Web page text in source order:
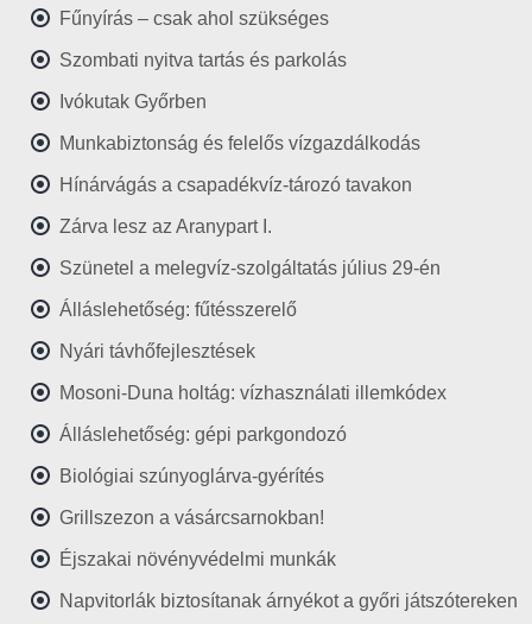
Fűnyírás – csak ahol szükséges
Szombati nyitva tartás és parkolás
Ivókutak Győrben
Munkabiztonság és felelős vízgazdálkodás
Hínárvágás a csapadékvíz-tározó tavakon
Zárva lesz az Aranypart I.
Szünetel a melegvíz-szolgáltatás július 29-én
Álláslehetőség: fűtésszerelő
Nyári távhőfejlesztések
Mosoni-Duna holtág: vízhasználati illemkódex
Álláslehetőség: gépi parkgondozó
Biológiai szúnyoglárva-gyérítés
Grillszezon a vásárcsarnokban!
Éjszakai növényvédelmi munkák
Napvitorlák biztosítanak árnyékot a győri játszótereken